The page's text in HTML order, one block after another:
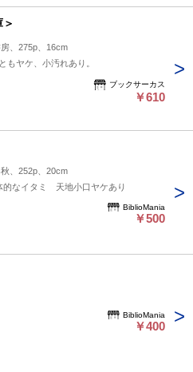
、275p、16cm
もヤケ、小汚れあり。
ブックサーカス
￥610
、252p、20cm
なイタミ 天地小口ヤケあり
BiblioMania
￥500
BiblioMania
￥400